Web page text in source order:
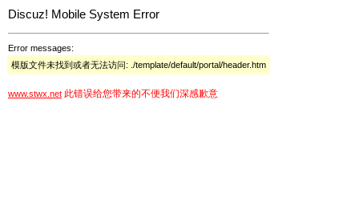
Discuz! Mobile System Error
Error messages:
模版文件未找到或者无法访问: ./template/default/portal/header.htm
www.stwx.net 此错误给您带来的不便我们深感歉意